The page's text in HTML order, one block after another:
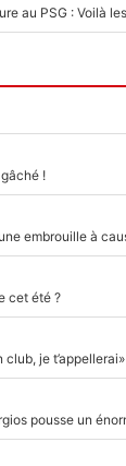
!
cet été ?